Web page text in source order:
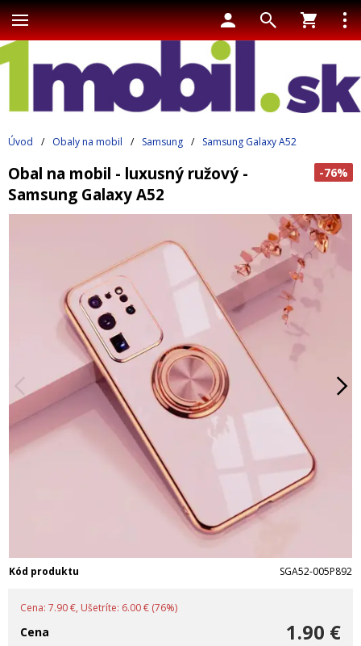
Úvod / Obaly na mobil / Samsung / Samsung Galaxy A52
-76%
Obal na mobil - luxusný ružový -
Samsung Galaxy A52
Kód produktu SGA52-005P892
Cena: 7.90 €, Ušetríte: 6.00 € (76%)
1.90 €
Cena